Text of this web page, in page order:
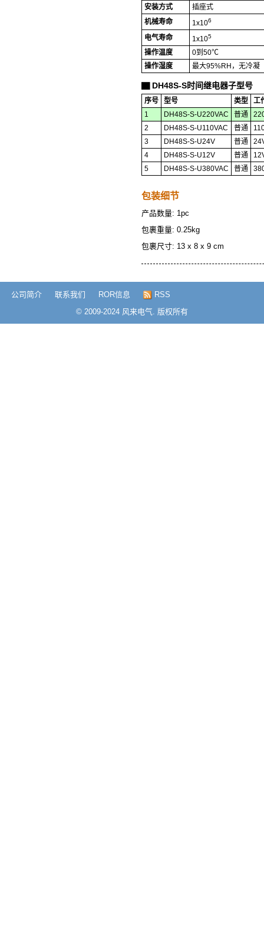
安装方式
插座式
机械寿命
1x106
电气寿命 1x105
操作温度
0到50℃
操作湿度
最大95%RH，无冷凝
DH48S-S时间继电器子型号
序号 型号 类型
工
1
DH48S-S-U220VAC 普通
2
DH48S-S-U110VAC 普通
3
DH48S-S-U24V 普通
4
DH48S-S-U12V 普通
5
DH48S-S-U380VAC 普通
包装细节
产品数量: 1pc
包裹重量: 0.25kg
包裹尺寸: 13 x 8 x 9 cm
公司简介 联系我们 ROR信息
RSS
© 2009-2024 风来电气. 版权所有